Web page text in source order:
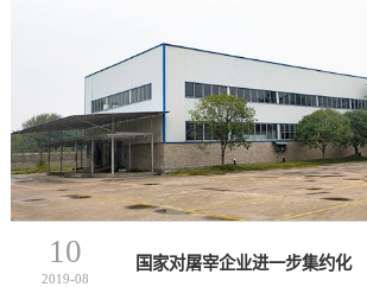
10
2019-08
国家对屠宰企业进一步集约化